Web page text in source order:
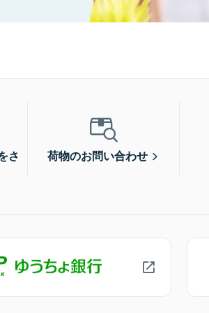
さ
荷物のお問い合わせ